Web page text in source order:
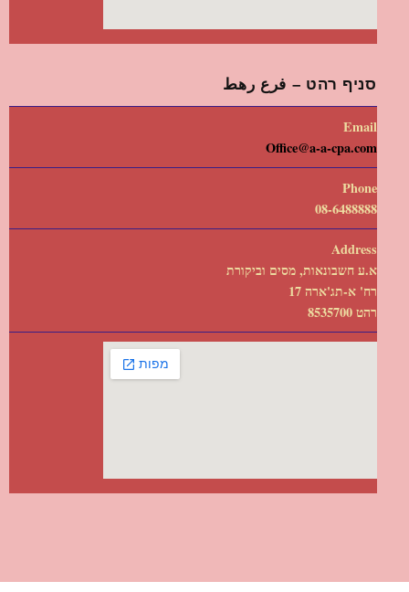
סניף רהט – فرع رهط
Email
Office@a-a-cpa.com
Phone
08-6488888
Address
א.ע חשבונאות, מסים וביקורת
רח' א-תג'ארה 17
רהט 8535700